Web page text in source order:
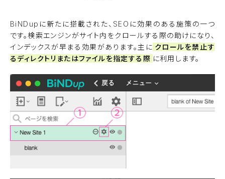
BiNDupに新たに搭載された、SEOに効果のある施策の一つ
です。検索エンジンがサイト内をクロールする際の助けになり、
インデックスが早まる効果があります。主に クロールを禁止す
るディレクトリまたはファイルを指定する際 に利用します。